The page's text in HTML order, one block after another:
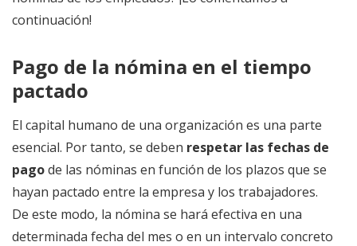
continuación!
Pago de la nómina en el tiempo
pactado
El capital humano de una organización es una parte
esencial. Por tanto, se deben respetar las fechas de
pagode las nóminas en función de los plazos que se
hayan pactado entre la empresa y los trabajadores.
De este modo, la nómina se hará efectiva en una
determinada fecha del mes o en un intervalo concreto